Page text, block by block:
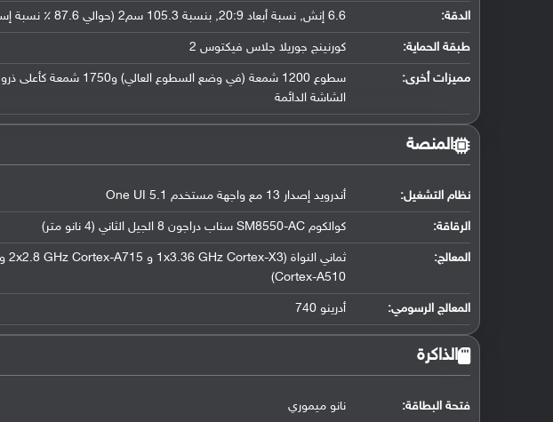
الدقة: 6.6 إنش, نسبة أبعاد 20:9, بنسبة 105.3 سم2 (حوالي 87.6 ٪ نسبة إستحواذ الشاشة)
طبقة الحماية: كورنينج جوريلا جلاس فيكتوس 2
مميزات أخرى:
الشاشة الدائمة
المنصة
نظام التشغيل: أندرويد إصدار 13 مع واجهة مستخدم One UI 5.1
الرقاقة: كوالكوم SM8550-AC سناب دراجون 8 الجيل الثاني (4 نانو متر)
المعالج:
Cortex-A510)
المعالج الرسومي: أدرينو 740
الذاكرة
فتحة البطاقة: نانو ميموري